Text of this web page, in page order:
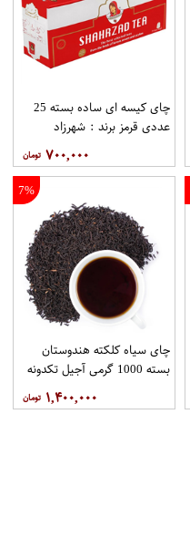
چای کیسه ای ساده بسته 25
عددی قرمز برند : شهرزاد
۷۰۰,۰۰۰
7%
چای سیاه کلکته هندوستان
بسته 1000 گرمی آجیل تکدونه
۱,۴۰۰,۰۰۰